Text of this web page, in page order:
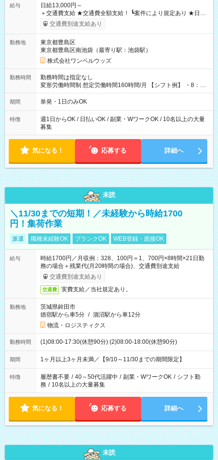
給与
日給13,000円～
＋交通費支給 ★交通費全額支給！ ┗案件により規定あり ★日払
いOK！（規定あり） ┗働いたその日に現金GET♪ お仕事後はコ
ンビニATMから 日払い分を引き落とせます！ 【試用期間】試
交通費別途支給あり
勤務地
東京都豊島区
東京都豊島区南池袋（最寄り駅：池袋駅）
株式会社ワンベルウッズ
勤務時間
勤務時間は指定なし
変形労働時間制 想定労働時間160時間/月 【シフト例】 ・8：00
～21：00
期間 単発・1日のみOK
特徴
週1日からOK / 日払いOK / 副業・WワークOK / 10名以上の大量
募集
気になる！ 応募する 詳細へ
未読
＼11/30までの短期！／未経験から時給1700
円！集荷作業
派遣 職種未経験OK ブランクOK WEB登録・面接OK
給与
時給1700円／月収例：328、100円＝1、700円×8時間×21日勤
務の場合＋残業代(月20時間の場合)、交通費別途支給
交通費別途支給あり
交通費 実費支給／当社規定あり。
勤務地
茨城県鉾田市
徳宿駅から車5分 / 涸沼駅から車12分
物流・ロジスティクス
勤務時間 (1)08:00-17:30(休憩90分) (2)08:00-18:00(休憩90分)
期間 1ヶ月以上3ヶ月未満／【9/10～11/30までの期間限定】
特徴 履歴書不要 / 40～50代活躍中 / 副業・WワークOK / シフト勤
務 / 10名以上の大量募集
気になる！ 応募する 詳細へ
未読